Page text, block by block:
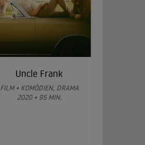
Uncle Frank
FILM • KOMÖDIEN, DRAMA
2020 • 95 MIN.